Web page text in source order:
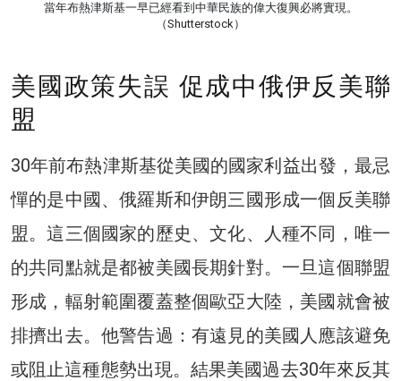
當年布熱津斯基一早已經看到中華民族的偉大復興必將實現。
（Shutterstock）
美國政策失誤 促成中俄伊反美聯
盟
30年前布熱津斯基從美國的國家利益出發，最忌
憚的是中國、俄羅斯和伊朗三國形成一個反美聯
盟。這三個國家的歷史、文化、人種不同，唯一
的共同點就是都被美國長期針對。一旦這個聯盟
形成，輻射範圍覆蓋整個歐亞大陸，美國就會被
排擠出去。他警告過：有遠見的美國人應該避免
或阻止這種態勢出現。結果美國過去30年來反其